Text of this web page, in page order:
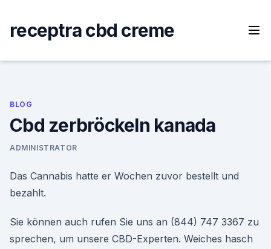
content
receptra cbd creme
BLOG
Cbd zerbröckeln kanada
ADMINISTRATOR
Das Cannabis hatte er Wochen zuvor bestellt und
bezahlt.
Sie können auch rufen Sie uns an (844) 747 3367 zu
sprechen, um unsere CBD-Experten. Weiches hasch